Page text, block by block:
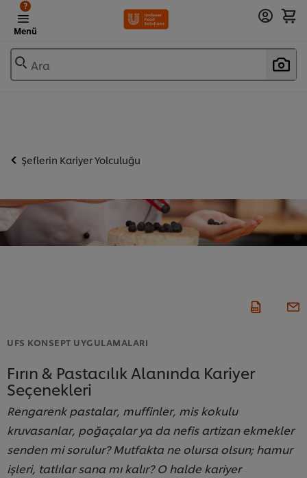
Menü
?
Ara
Şeflerin Kariyer Yolculuğu
UFS KONSEPT UYGULAMALARI
Fırın & Pastacılık Alanında Kariyer
Seçenekleri
Rengarenk pastalar, muffinler, mis kokulu
kruvasanlar, poğaçalar ya da nefis artizan ekmekler
senden mi sorulur? Mutfakta ne olursa olsun; hamur
işleri, tatlılar sana mı kalır? O halde kariyer